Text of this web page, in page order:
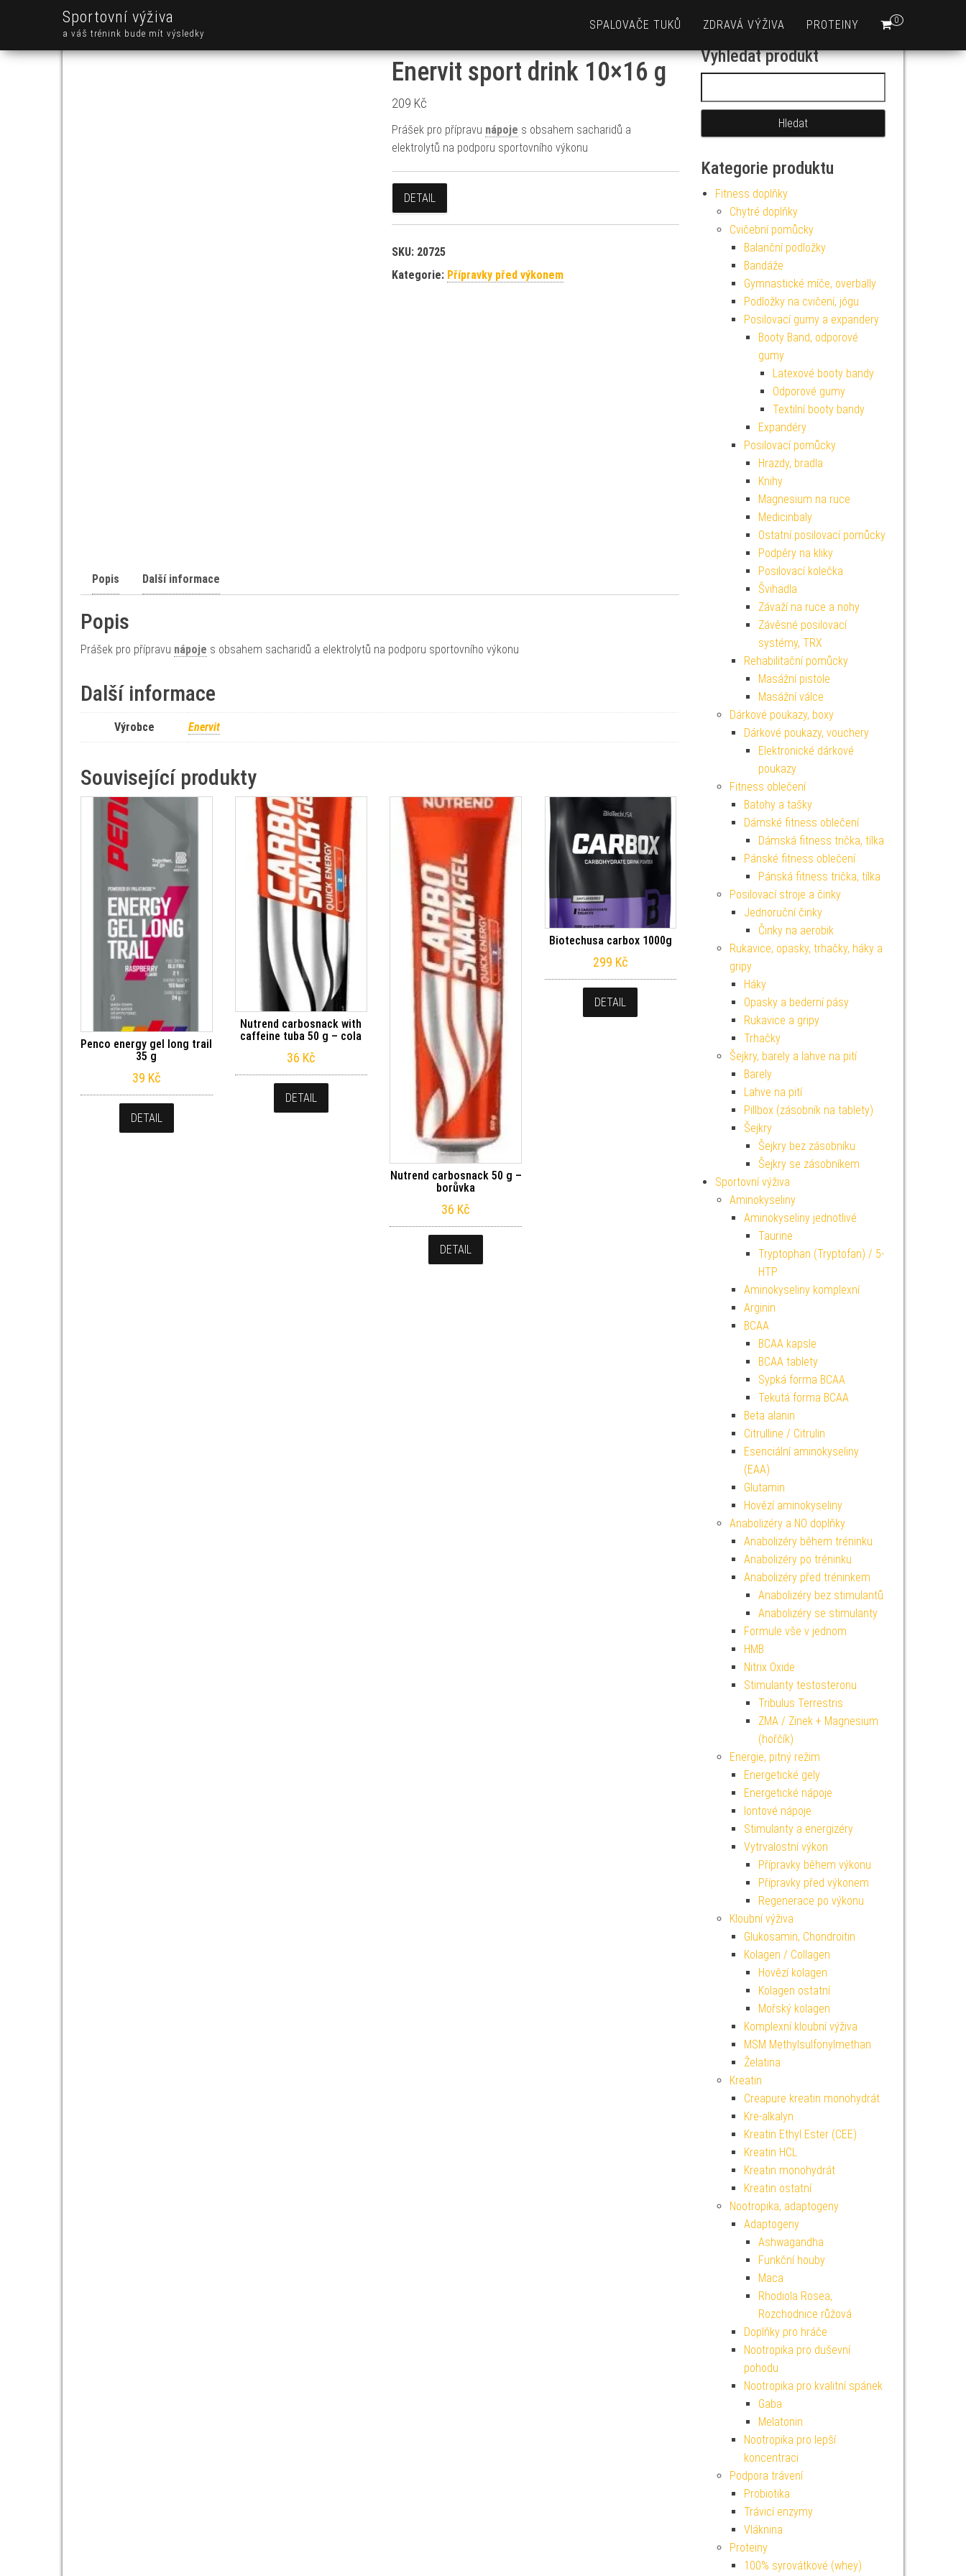
Sportovní výživa
a váš trénink bude mít výsledky
0
SPALOVAČE TUKŮ ZDRAVÁ VÝŽIVA PROTEINY
Enervit sport drink 10×16 g
209 Kč
Prášek pro přípravu nápoje s obsahem sacharidů a
elektrolytů na podporu sportovního výkonu
DETAIL
SKU: 20725
Kategorie: Přípravky před výkonem
Popis Další informace
Popis
Prášek pro přípravu nápoje s obsahem sacharidů a elektrolytů na podporu sportovního výkonu
Další informace
Výrobce Enervit
Související produkty
Penco energy gel long trail
35 g
39 Kč
DETAIL
Nutrend carbosnack with
caffeine tuba 50 g – cola
36 Kč
DETAIL
Nutrend carbosnack 50 g –
borůvka
36 Kč
DETAIL
Biotechusa carbox 1000g
299 Kč
DETAIL
Vyhledat produkt
Kategorie produktu
Fitness doplňky
Chytré doplňky
Cvičební pomůcky
Balanční podložky
Bandáže
Gymnastické míče, overbally
Podložky na cvičení, jógu
Posilovací gumy a expandery
Booty Band, odporové
gumy
Latexové booty bandy
Odporové gumy
Textilní booty bandy
Expandéry
Posilovací pomůcky
Hrazdy, bradla
Knihy
Magnesium na ruce
Medicinbaly
Ostatní posilovací pomůcky
Podpěry na kliky
Posilovací kolečka
Švihadla
Závaží na ruce a nohy
Závěsné posilovací
systémy, TRX
Rehabilitační pomůcky
Masážní pistole
Masážní válce
Dárkové poukazy, boxy
Dárkové poukazy, vouchery
Elektronické dárkové
poukazy
Fitness oblečení
Batohy a tašky
Dámské fitness oblečení
Dámská fitness trička, tílka
Pánské fitness oblečení
Pánská fitness trička, tílka
Posilovací stroje a činky
Jednoruční činky
Činky na aerobik
Rukavice, opasky, trhačky, háky a
gripy
Háky
Opasky a bederní pásy
Rukavice a gripy
Trhačky
Šejkry, barely a lahve na pití
Barely
Lahve na pití
Pillbox (zásobník na tablety)
Šejkry
Šejkry bez zásobníku
Šejkry se zásobníkem
Sportovní výživa
Aminokyseliny
Aminokyseliny jednotlivé
Taurine
Tryptophan (Tryptofan) / 5-
HTP
Aminokyseliny komplexní
Arginin
BCAA
BCAA kapsle
BCAA tablety
Sypká forma BCAA
Tekutá forma BCAA
Beta alanin
Citrulline / Citrulin
Esenciální aminokyseliny
(EAA)
Glutamin
Hovězí aminokyseliny
Anabolizéry a NO doplňky
Anabolizéry během tréninku
Anabolizéry po tréninku
Anabolizéry před tréninkem
Anabolizéry bez stimulantů
Anabolizéry se stimulanty
Formule vše v jednom
HMB
Nitrix Oxide
Stimulanty testosteronu
Tribulus Terrestris
ZMA / Zinek + Magnesium
(hořčík)
Energie, pitný režim
Energetické gely
Energetické nápoje
Iontové nápoje
Stimulanty a energizéry
Vytrvalostní výkon
Přípravky během výkonu
Přípravky před výkonem
Regenerace po výkonu
Kloubní výživa
Glukosamin, Chondroitin
Kolagen / Collagen
Hovězí kolagen
Kolagen ostatní
Mořský kolagen
Komplexní kloubní výživa
MSM Methylsulfonylmethan
Želatina
Kreatin
Creapure kreatin monohydrát
Kre-alkalyn
Kreatin Ethyl Ester (CEE)
Kreatin HCL
Kreatin monohydrát
Kreatin ostatní
Nootropika, adaptogeny
Adaptogeny
Ashwagandha
Funkční houby
Maca
Rhodiola Rosea,
Rozchodnice růžová
Doplňky pro hráče
Nootropika pro duševní
pohodu
Nootropika pro kvalitní spánek
Gaba
Melatonin
Nootropika pro lepší
koncentraci
Podpora trávení
Probiotika
Trávicí enzymy
Vláknina
Proteiny
100% syrovátkové (whey)